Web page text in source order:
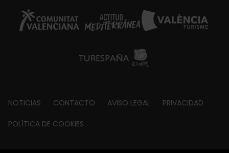
Footer
about
NOTICIAS CONTACTO AVISO LEGAL PRIVACIDAD
POLÍTICA DE COOKIES